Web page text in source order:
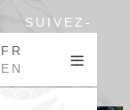
SUIVEZ-
FR
EN